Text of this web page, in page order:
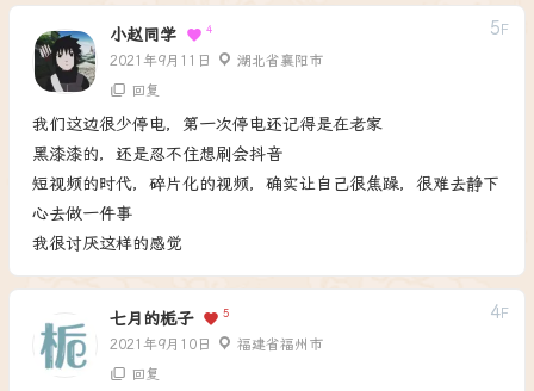
小赵同学 4
2021年9月11日 湖北省襄阳市
5 F
回复
我们这边很少停电，第一次停电还记得是在老家
黑漆漆的，还是忍不住想刷会抖音
短视频的时代，碎片化的视频，确实让自己很焦躁，很难去静下
心去做一件事
我很讨厌这样的感觉
七月的栀子 5
2021年9月10日 福建省福州市
4F
回复